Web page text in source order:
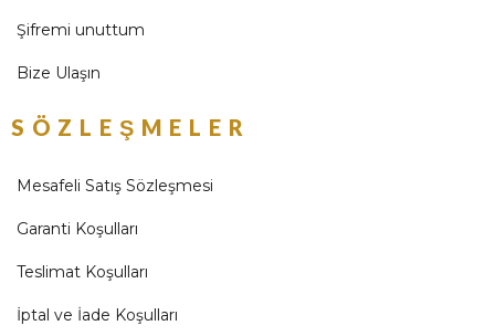
Şifremi unuttum
Bize Ulaşın
SÖZLEŞMELER
Mesafeli Satış Sözleşmesi
Garanti Koşulları
Teslimat Koşulları
İptal ve İade Koşulları